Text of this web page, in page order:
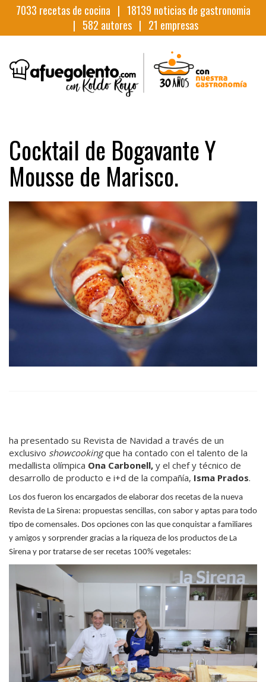
7033 recetas de cocina | 18139 noticias de gastronomia
| 582 autores | 21 empresas
Cocktail de Bogavante Y
Mousse de Marisco.
ha presentado su Revista de Navidad a través de un
exclusivo showcookingque ha contado con el talento de la
medallista olímpica Ona Carbonell, y el chef y técnico de
desarrollo de producto e i+d de la compañía, Isma Prados.
Los dos fueron los encargados de elaborar dos recetas de la nueva
Revista de La Sirena: propuestas sencillas, con sabor y aptas para todo
tipo de comensales. Dos opciones con las que conquistar a familiares
y amigos y sorprender gracias a la riqueza de los productos de La
Sirena y por tratarse de ser recetas 100% vegetales: